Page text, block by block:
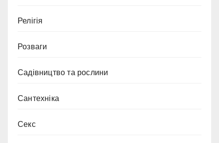
Релігія
Розваги
Садівництво та рослини
Сантехніка
Секс